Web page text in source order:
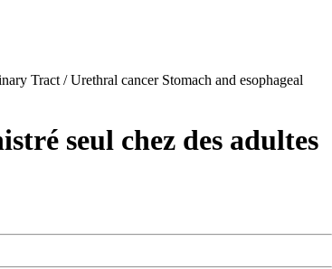
Tract / Urethral cancer Stomach and esophageal
seul chez des adultes